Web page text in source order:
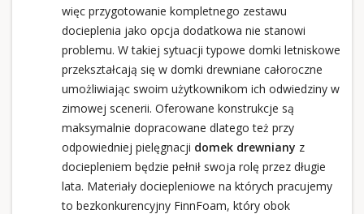
więc przygotowanie kompletnego zestawu
docieplenia jako opcja dodatkowa nie stanowi
problemu. W takiej sytuacji typowe domki letniskowe
przekształcają się w domki drewniane całoroczne
umożliwiając swoim użytkownikom ich odwiedziny w
zimowej scenerii. Oferowane konstrukcje są
maksymalnie dopracowane dlatego też przy
odpowiedniej pielęgnacji domek drewniany z
dociepleniem będzie pełnił swoja rolę przez długie
lata. Materiały dociepleniowe na których pracujemy
to bezkonkurencyjny FinnFoam, który obok